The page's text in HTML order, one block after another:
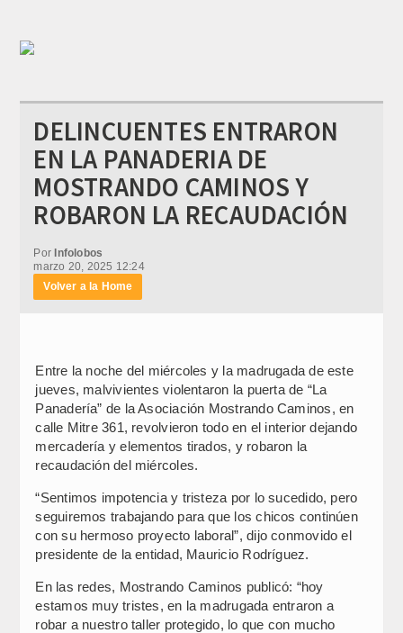
DELINCUENTES ENTRARON
EN LA PANADERIA DE
MOSTRANDO CAMINOS Y
ROBARON LA RECAUDACIÓN
Por Infolobos
marzo 20, 2025 12:24
Volver a la Home
Entre la noche del miércoles y la madrugada de este
jueves, malvivientes violentaron la puerta de “La
Panadería” de la Asociación Mostrando Caminos, en
calle Mitre 361, revolvieron todo en el interior dejando
mercadería y elementos tirados, y robaron la
recaudación del miércoles.
“Sentimos impotencia y tristeza por lo sucedido, pero
seguiremos trabajando para que los chicos continúen
con su hermoso proyecto laboral”, dijo conmovido el
presidente de la entidad, Mauricio Rodríguez.
En las redes, Mostrando Caminos publicó: “hoy
estamos muy tristes, en la madrugada entraron a
robar a nuestro taller protegido, lo que con mucho